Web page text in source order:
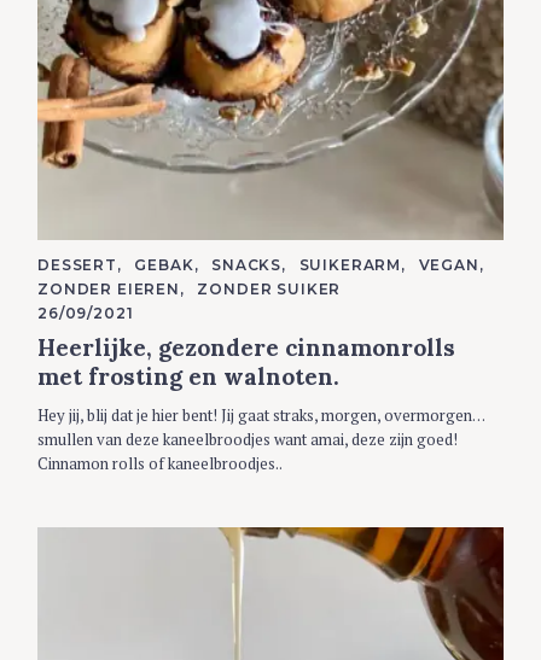
C
A
T
E
O
R
I
E
S
DESSERT GEBAK SNACKS SUIKERARM
VEGAN
ZONDER EIEREN
ZONDER SUIKER
26/09/2021
Heerlijke, gezondere cinnamonrolls
met frosting en walnoten.
Hey jij, blij dat je hier bent! Jij gaat straks, morgen, overmorgen…
smullen van deze kaneelbroodjes want amai, deze zijn goed!
Cinnamon rolls of kaneelbroodjes..